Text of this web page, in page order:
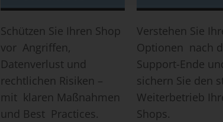
Schützen Sie Ihren Shop
vor Angriffen,
Datenverlust und
rechtlichen Risiken –
mit klaren Maßnahmen
und Best Practices.
Verstehen Sie
Optionen nach
Support-Ende
sichern Sie den
Weiterbetrieb
Shops.